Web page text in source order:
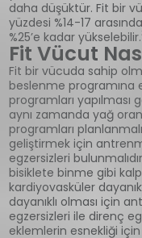
daha düşüktür. Fit bir
yüzdesi %14-17
%25’e kadar yükselebilir.
Fit Vücut
Fit bir vücuda sahip
beslenme programına
programları yapılması
aynı zamanda yağ
programları
geliştirmek için
egzersizleri
bisiklete binme gibi kalp
kardiyovasküler
dayanıklı olması için
egzersizleri ile direnç
eklemlerin esnekliği